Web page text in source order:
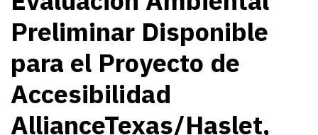
Preliminar Disponible
para el Proyecto de
Accesibilidad
AllianceTexas/Haslet,